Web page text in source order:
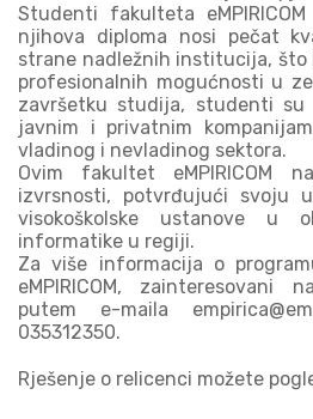
Studenti fakulteta
njihova diploma nosi pečat
strane nadležnih institucija, što
profesionalnih mogućnosti u
završetku studija, studenti su
javnim i privatnim
vladinog i nevladinog sektora.
Ovim fakultet eMPIRICOM
izvrsnosti, potvrđujući svoju
visokoškolske ustanove u
informatike u regiji.
Za više informacija o
eMPIRICOM, zainteresovani
putem e-maila
035312350.
Rješenje o relicenci možete